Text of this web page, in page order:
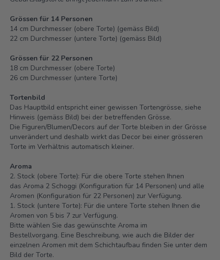
Grössen für 14 Personen
14 cm Durchmesser (obere Torte) (gemäss Bild)
22 cm Durchmesser (untere Torte) (gemäss Bild)
Grössen für 22 Personen
18 cm Durchmesser (obere Torte)
26 cm Durchmesser (untere Torte)
Tortenbild
Das Hauptbild entspricht einer gewissen Tortengrösse, siehe
Hinweis (gemäss Bild) bei der betreffenden Grösse.
Die Figuren/Blumen/Decors auf der Torte bleiben in der Grösse
unverändert und deshalb wirkt das Decor bei einer grösseren
Torte im Verhältnis automatisch kleiner.
Aroma
2. Stock (obere Torte): Für die obere Torte stehen Ihnen
das Aroma 2 Schoggi (Konfiguration für 14 Personen) und alle
Aromen (Konfiguration für 22 Personen) zur Verfügung.
1. Stock (untere Torte): Für die untere Torte stehen Ihnen die
Aromen von 5 bis 7 zur Verfügung.
Bitte wählen Sie das gewünschte Aroma im
Bestellvorgang. Eine Beschreibung, wie auch die Bilder der
einzelnen Aromen mit dem Schichtaufbau finden Sie unter dem
Bild der Torte.